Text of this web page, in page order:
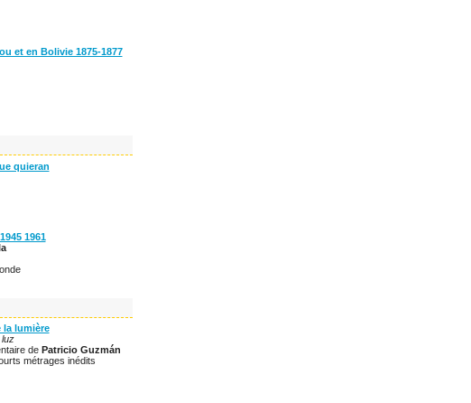
et en Bolivie 1875-1877
quieran
1961
la lumière
luz
de Patricio Guzmán
métrages inédits